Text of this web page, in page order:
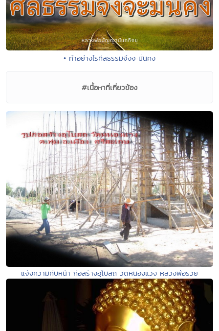
• ทำอย่างไรศีลธรรมจึงจะมั่นคง
#เนื้อหาที่เกี่ยวข้อง
แจ้งความคืบหน้า ก่อสร้างอุโบสถ วัดหนองแวง หลวงพ่อรวย